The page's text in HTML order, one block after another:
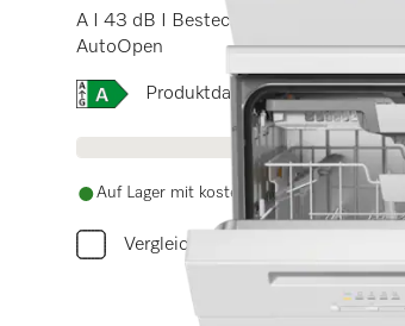
A I 43 dB I Besteckschublade I
AutoOpen
Onlinelabel Image, Energielabel
Produktdatenblatt
Auf Lager mit kostenlosem Versand
Vergleichen